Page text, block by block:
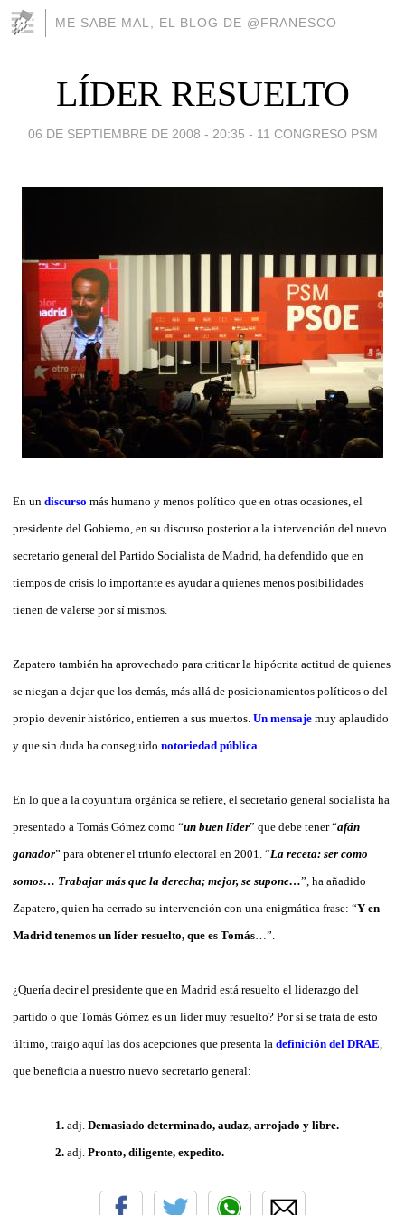
ME SABE MAL, EL BLOG DE @FRANESCO
LÍDER RESUELTO
06 DE SEPTIEMBRE DE 2008 - 20:35 - 11 CONGRESO PSM
En un discurso más humano y menos político que en otras ocasiones, el
presidente del Gobierno, en su discurso posterior a la intervención del nuevo
secretario general del Partido Socialista de Madrid, ha defendido que en
tiempos de crisis lo importante es ayudar a quienes menos posibilidades
tienen de valerse por sí mismos.
Zapatero también ha aprovechado para criticar la hipócrita actitud de quienes
se niegan a dejar que los demás, más allá de posicionamientos políticos o del
propio devenir histórico, entierren a sus muertos. Un mensaje muy aplaudido
y que sin duda ha conseguido notoriedad pública
En lo que a la coyuntura orgánica se refiere, el secretario general socialista ha
presentado a Tomás Gómez como “un buen líder” que debe tener “afán
ganador” para obtener el triunfo electoral en 2001. “La receta: ser como
somos… Trabajar más que la derecha; mejor, se supone…”, ha añadido
Zapatero, quien ha cerrado su intervención con una enigmática frase: “Y en
Madrid tenemos un líder resuelto, que es Tomás …”.
¿Quería decir el presidente que en Madrid está resuelto el liderazgo del
partido o que Tomás Gómez es un líder muy resuelto? Por si se trata de esto
último, traigo aquí las dos acepciones que presenta la definición del DRAE
que beneficia a nuestro nuevo secretario general:
1.adj. Demasiado determinado, audaz, arrojado y libre.
2.adj. Pronto, diligente, expedito.